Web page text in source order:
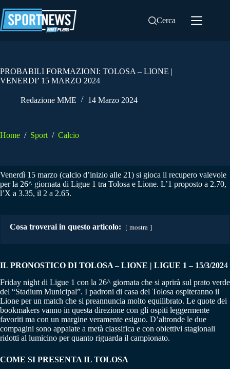
al
contenuto
Cerca
PROBABILI FORMAZIONI: TOLOSA – LIONE |
VENERDI’ 15 MARZO 2024
Redazione MME 14 Marzo 2024
Home / Sport / Calcio
Venerdì 15 marzo (calcio d’inizio alle 21) si gioca il recupero valevole
per la 26^ giornata di Ligue 1 tra Tolosa e Lione. L’1 proposto a 2.70,
l’X a 3.35, il 2 a 2.65.
Cosa troverai in questo articolo: mostra
IL PRONOSTICO DI TOLOSA – LIONE | LIGUE 1 – 15/3/2024
Friday night di Ligue 1 con la 26^ giornata che si aprirà sul prato verde
del “Stadium Municipal”. I padroni di casa del Tolosa ospiteranno il
Lione per un match che si preannuncia molto equilibrato. Le quote dei
bookmakers vanno in questa direzione con gli ospiti leggermente
favoriti ma con un margine veramente esiguo. D’altronde le due
compagini sono appaiate a metà classifica e con obiettivi stagionali
ridotti al lumicino per quanto riguarda il campionato.
COME SI PRESENTA IL TOLOSA